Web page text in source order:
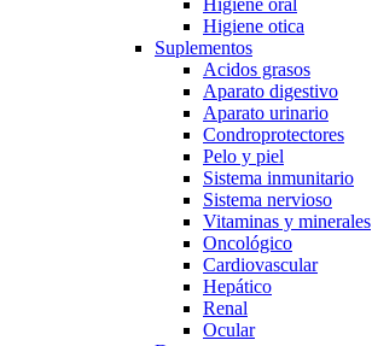
Higiene oral
Higiene otica
Suplementos
Acidos grasos
Aparato digestivo
Aparato urinario
Condroprotectores
Pelo y piel
Sistema inmunitario
Sistema nervioso
Vitaminas y minerales
Oncológico
Cardiovascular
Hepático
Renal
Ocular